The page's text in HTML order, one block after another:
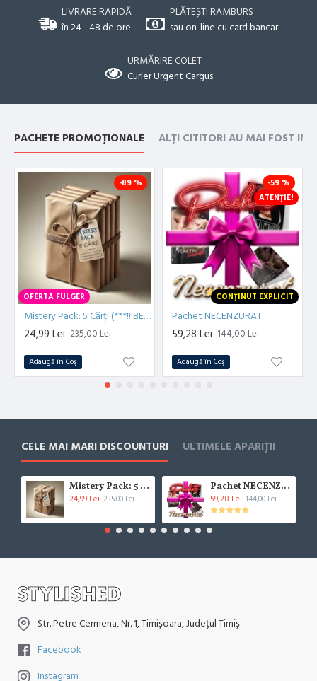
LIVRARE RAPIDĂ
în 24 - 48 de ore
PLĂTEȘTI RAMBURS
sau on-line cu card bancar
URMĂRIRE COLET
Curier Urgent Cargus
PACHETE PROMOȚIONALE ALȚI CITITORI AU MAI FOST
OFERTA FULGER
-89 %
Mistery Pack: 5 Cărți (***!!!BESTSELLER!!!***)
24,99 Lei 235,00 Lei
Adaugă în Coş
CONȚINUT EXPLICIT
ATENȚIE!
-59 %
Pachet NECENZURAT
59,28 Lei 144,00 Lei
Adaugă în Coş
CELE MAI MARI DISCOUNTURI ULTIMELE APARIȚII
Mistery Pack: 5 Cărți (***!!!BESTSELLER!!!***)
24,99 Lei 235,00 Lei
Pachet NECENZURAT
59,28 Lei 144,00 Lei
Str. Petre Cermena, Nr. 1, Timișoara, Județul Timiș
Facebook
Instagram